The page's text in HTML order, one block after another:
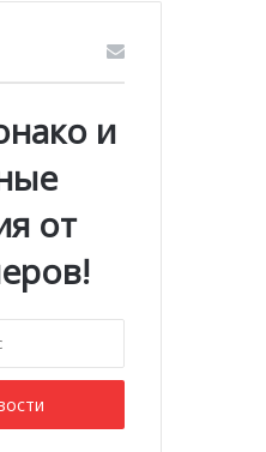
и
от